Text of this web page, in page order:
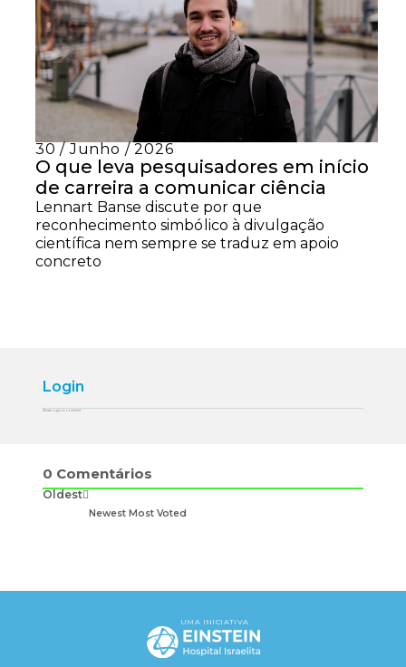
30 / Junho / 2026
O que leva pesquisadores em início
de carreira a comunicar ciência
Lennart Banse discute por que
reconhecimento simbólico à divulgação
científica nem sempre se traduz em apoio
concreto
Login
Please login to comment
0 Comentários
Oldest
Newest Most Voted
UMA INICIATIVA